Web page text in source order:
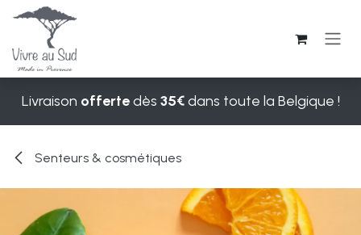
Se rendre au contenu
Livraison offertedès 35€dans toute la Belgique !
Senteurs & cosmétiques